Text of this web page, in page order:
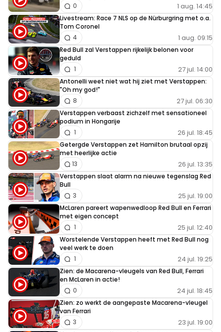
1 aug. 14:45
0
Livestream: Race 7 NLS op de Nürburgring met o.a.
Tom Coronel
1 aug. 09:15
4
Red Bull zal Verstappen rijkelijk belonen voor
geduld
27 jul. 14:00
1
Antonelli weet niet wat hij ziet met Verstappen:
"Oh my god!"
27 jul. 06:30
8
Verstappen verbaast zichzelf met sensationeel
podium in Hongarije
26 jul. 18:45
1
Getergde Verstappen zet Hamilton brutaal opzij
met heerlijke actie
26 jul. 13:35
13
Verstappen slaat alarm na nieuwe tegenslag Red
Bull
25 jul. 19:00
3
McLaren pareert wapenwedloop Red Bull en Ferrari
met eigen concept
25 jul. 12:40
1
Worstelende Verstappen heeft met Red Bull nog
veel werk te doen
24 jul. 19:25
1
Zien: de Macarena-vleugels van Red Bull, Ferrari
en McLaren in actie!
24 jul. 18:45
0
Zien: zo werkt de aangepaste Macarena-vleugel
van Ferrari
23 jul. 19:00
3